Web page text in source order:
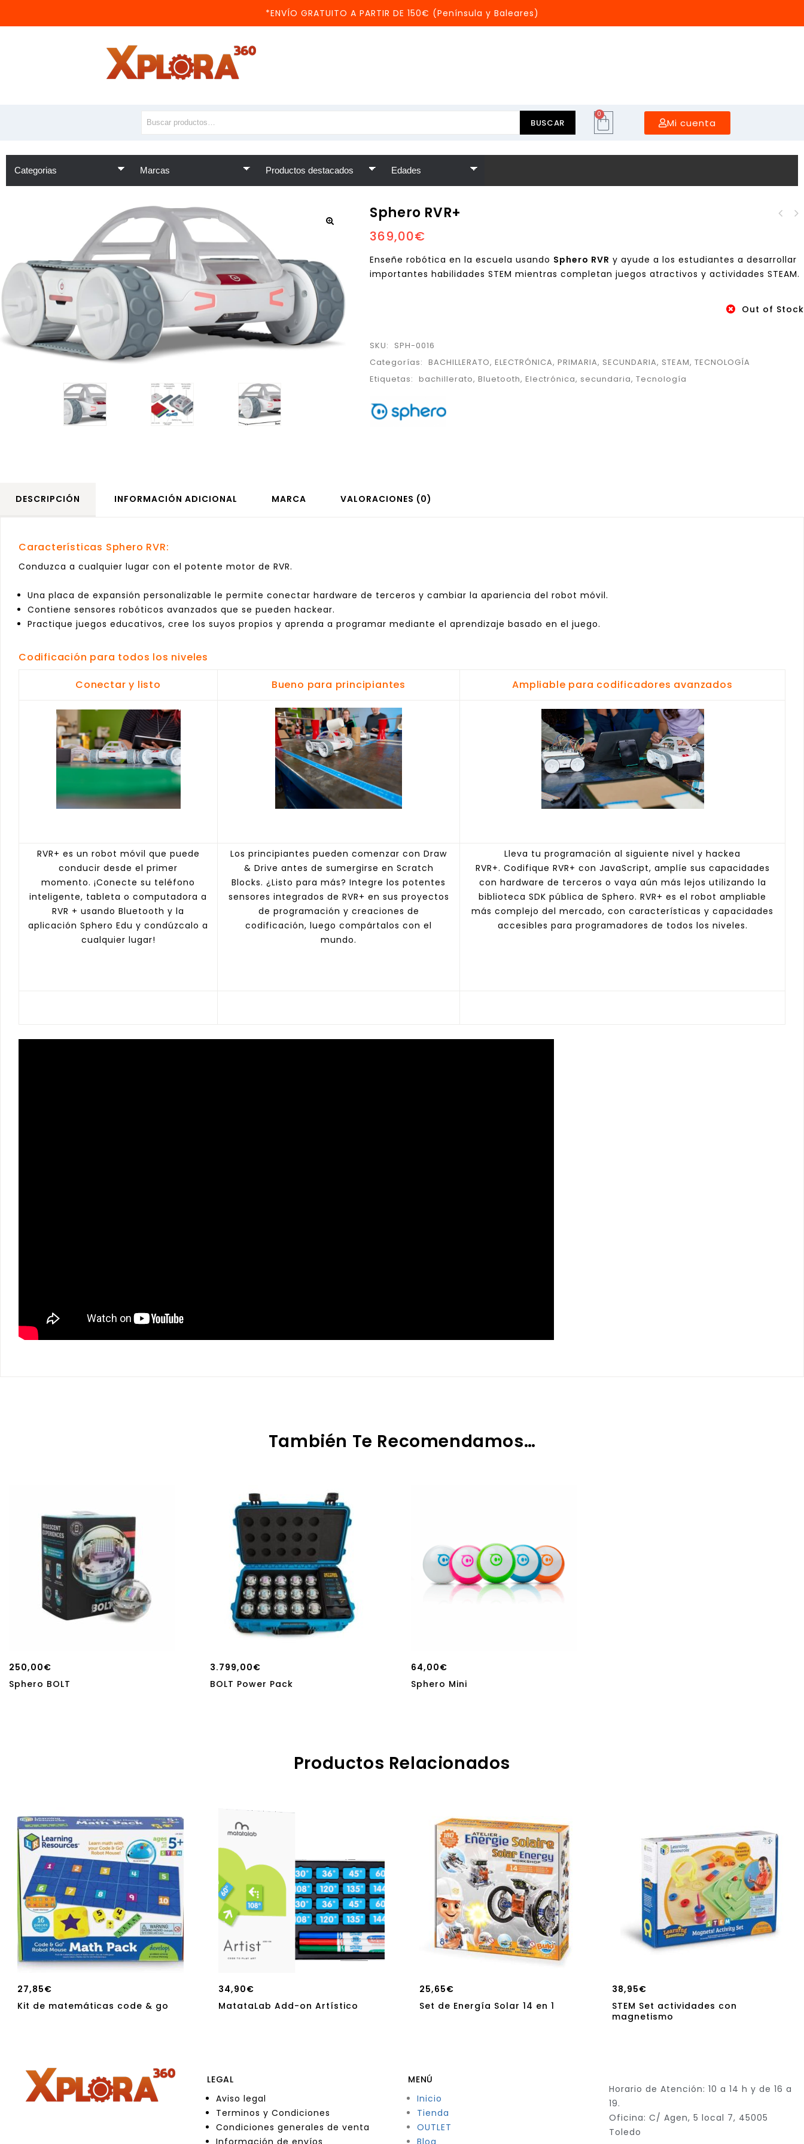
*ENVÍO GRATUITO A PARTIR DE 150€ (Península y Baleares)
BUSCAR
0
Mi cuenta
Sphero RVR+
369,00€
Enseñe robótica en la escuela usando Sphero RVR y ayude a los estudiantes a desarrollar
importantes habilidades STEM mientras completan juegos atractivos y actividades STEAM.
Out of Stock
SKU:
SPH-0016
Categorías: BACHILLERATO,ELECTRÓNICA,PRIMARIA, SECUNDARIA, STEAM,TECNOLOGÍA
Etiquetas: bachillerato,Bluetooth,Electrónica, secundaria,Tecnología
DESCRIPCIÓN INFORMACIÓN ADICIONAL MARCA VALORACIONES (0)
Características Sphero RVR:
Conduzca a cualquier lugar con el potente motor de RVR.
Una placa de expansión personalizable le permite conectar hardware de terceros y cambiar la apariencia del robot móvil.
Contiene sensores robóticos avanzados que se pueden hackear.
Practique juegos educativos, cree los suyos propios y aprenda a programar mediante el aprendizaje basado en el juego.
Codificación para todos los niveles
Conectar y listo
Bueno para principiantes Ampliable para codificadores avanzados
RVR+ es un robot móvil que puede
conducir desde el primer
momento. ¡Conecte su teléfono
inteligente, tableta o computadora a
RVR + usando Bluetooth y la
aplicación Sphero Edu y condúzcalo a
cualquier lugar!
Los principiantes pueden comenzar con Draw
& Drive antes de sumergirse en Scratch
Blocks. ¿Listo para más? Integre los potentes
sensores integrados de RVR+ en sus proyectos
de programación y creaciones de
codificación, luego compártalos con el
mundo.
Lleva tu programación al siguiente nivel y hackea
RVR+. Codifique RVR+ con JavaScript, amplíe sus capacidades
con hardware de terceros o vaya aún más lejos utilizando la
biblioteca SDK pública de Sphero. RVR+ es el robot ampliable
más complejo del mercado, con características y capacidades
accesibles para programadores de todos los niveles.
También Te Recomendamos…
250,00€
Sphero BOLT
3.799,00€
BOLT Power Pack
64,00€
Sphero Mini
Productos Relacionados
27,85€
Kit de matemáticas code & go
34,90€
MatataLab Add-on Artístico
25,65€
Set de Energía Solar 14 en 1
38,95€
STEM Set actividades con
magnetismo
LEGAL
Aviso legal
Terminos y Condiciones
Condiciones generales de venta
Información de envíos
MENÚ
Inicio
Tienda
OUTLET
Blog
Horario de Atención: 10 a 14 h y de 16 a
19.
Oficina: C/ Agen, 5 local 7, 45005
Toledo